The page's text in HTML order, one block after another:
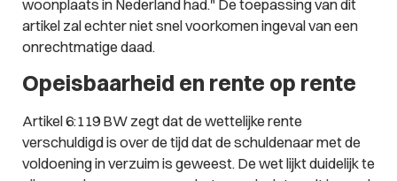
woonplaats in Nederland had." De toepassing van dit
artikel zal echter niet snel voorkomen ingeval van een
onrechtmatige daad.
Opeisbaarheid en rente op rente
Artikel 6:119 BW zegt dat de wettelijke rente
verschuldigd is over de tijd dat de schuldenaar met de
voldoening in verzuim is geweest. De wet lijkt duidelijk te